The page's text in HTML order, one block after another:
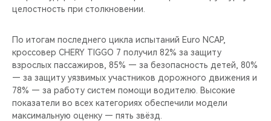
целостность при столкновении.
По итогам последнего цикла испытаний Euro NCAP,
кроссовер CHERY TIGGO 7 получил 82% за защиту
взрослых пассажиров, 85% — за безопасность детей, 80%
— за защиту уязвимых участников дорожного движения и
78% — за работу систем помощи водителю. Высокие
показатели во всех категориях обеспечили модели
максимальную оценку — пять звёзд.